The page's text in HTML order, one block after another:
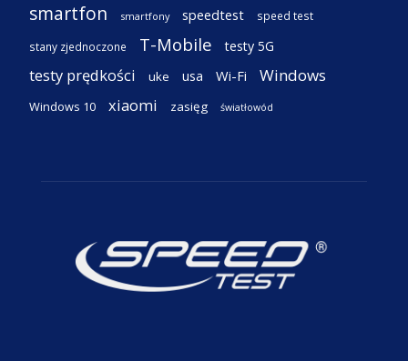
smartfon smartfony speedtest speed test
stany zjednoczone T-Mobile testy 5G
testy prędkości uke usa Wi-Fi Windows
Windows 10 xiaomi zasięg światłowód